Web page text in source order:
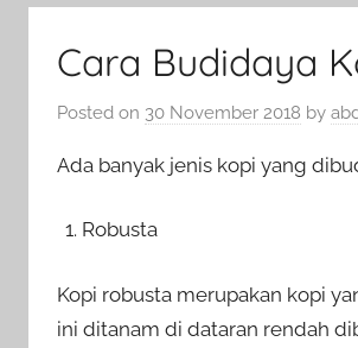
Cara Budidaya
Posted on 30 November 2018 by
Ada banyak jenis kopi yang
Robusta
Kopi robusta merupakan kopi
ini ditanam di dataran rendah